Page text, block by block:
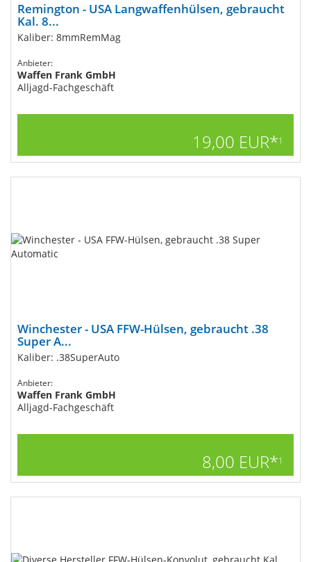
Remington - USA Langwaffenhülsen, gebraucht
Kal. 8...
Kaliber: 8mmRemMag
Anbieter:
Waffen Frank GmbH
Alljagd-Fachgeschäft
19,00 EUR*1
Winchester - USA FFW-Hülsen, gebraucht .38
Super A...
Kaliber: .38SuperAuto
Anbieter:
Waffen Frank GmbH
Alljagd-Fachgeschäft
8,00 EUR*1